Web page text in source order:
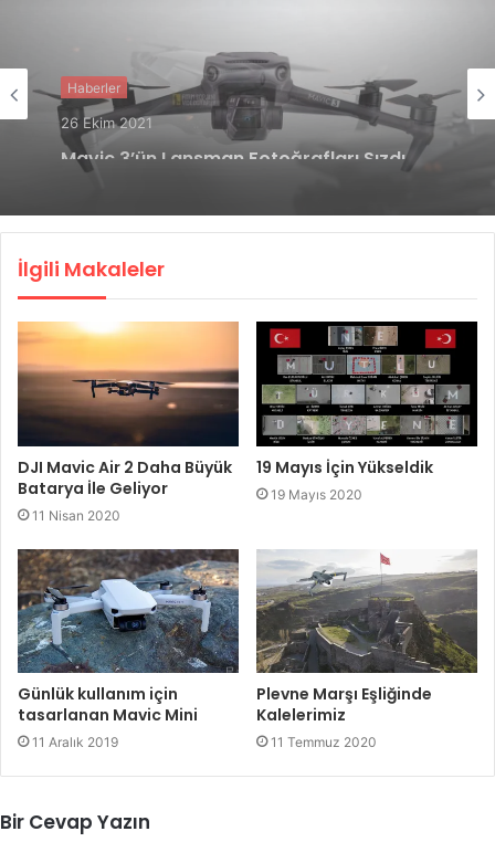
Haberler
5 Ekim 2021
Mavic 3 Satış Fiyatı Belli Oldu
İlgili Makaleler
DJI Mavic Air 2 Daha Büyük
Batarya İle Geliyor
11 Nisan 2020
19 Mayıs İçin Yükseldik
19 Mayıs 2020
Günlük kullanım için
tasarlanan Mavic Mini
11 Aralık 2019
Plevne Marşı Eşliğinde
Kalelerimiz
11 Temmuz 2020
Bir Cevap Yazın